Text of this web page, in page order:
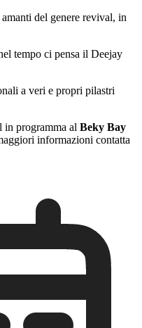
del genere revival, in
tempo ci pensa il Deejay
a veri e propri pilastri
in programma al Beky Bay
informazioni contatta